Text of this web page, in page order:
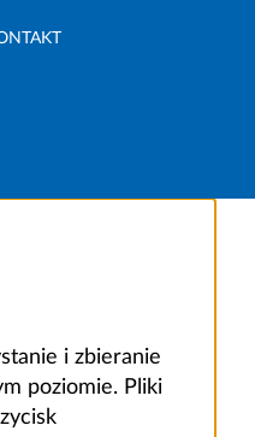
i zbieranie
poziomie. Pliki